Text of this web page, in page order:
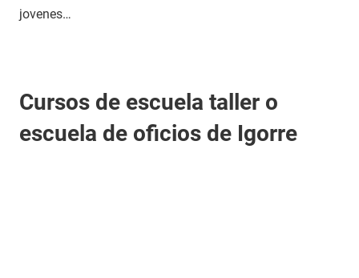
jovenes…
Cursos de escuela taller o
escuela de oficios de Igorre